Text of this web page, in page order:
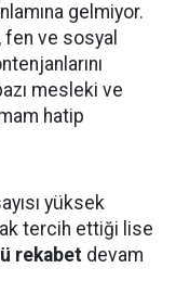
gelmiyor.
ve sosyal
mesleki ve
hatip
yüksek
tercih ettiği lise
rekabet devam